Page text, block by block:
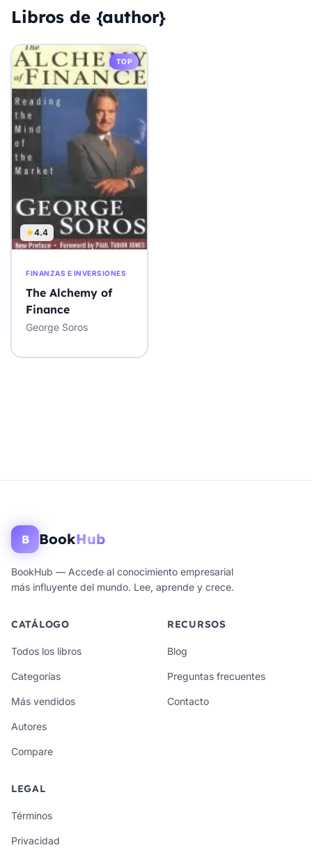
Libros de {author}
TOP
4.4
FINANZAS E INVERSIONES
The Alchemy of
Finance
George Soros
B BookHub
BookHub — Accede al conocimiento empresarial
más influyente del mundo. Lee, aprende y crece.
CATÁLOGO
Todos los libros
Categorías
Más vendidos
Autores
Compare
RECURSOS
Blog
Preguntas frecuentes
Contacto
LEGAL
Términos
Privacidad